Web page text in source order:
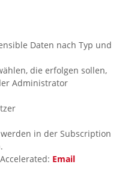
Daten nach Typ und
die erfolgen sollen,
Administrator
in der Subscription
Email